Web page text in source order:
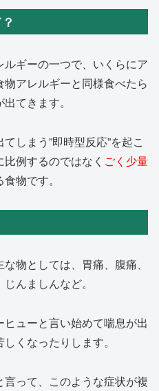
ギーの一つで、いくらにア
アレルギーと同様食べたら
てきます。
しまう”即時型反応”を起こ
例するのではなく ごく少量
物です。
物としては、胃痛、腹痛、
んましんなど。
ューと言い始めて喘息が出
くなったりします。
って、このような症状が複